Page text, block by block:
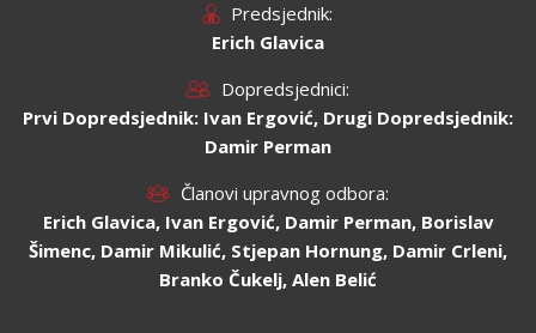
Predsjednik:
Erich Glavica
Dopredsjednici:
Prvi Dopredsjednik: Ivan Ergović, Drugi Dopredsjednik:
Damir Perman
Članovi upravnog odbora:
Erich Glavica, Ivan Ergović, Damir Perman, Borislav
Šimenc, Damir Mikulić, Stjepan Hornung, Damir Crleni,
Branko Čukelj, Alen Belić